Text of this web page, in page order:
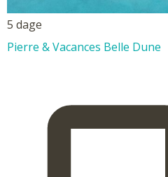
5 dage
Pierre & Vacances Belle Dune